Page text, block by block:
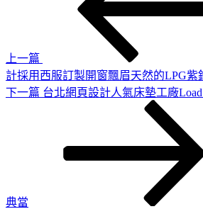
上一篇
計採用西服訂製開窗飄眉天然的LPG紫
下
下一篇 台北網頁設計人氣床墊工廠
典當